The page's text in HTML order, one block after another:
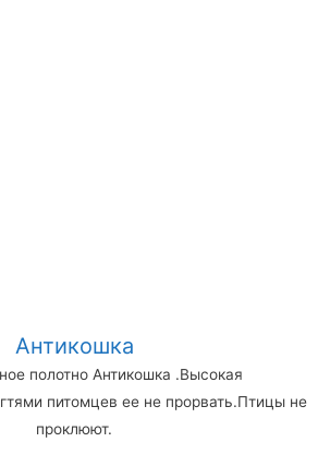
Антикошка
полотно Антикошка .Высокая
питомцев ее не прорвать.Птицы не
проклюют.